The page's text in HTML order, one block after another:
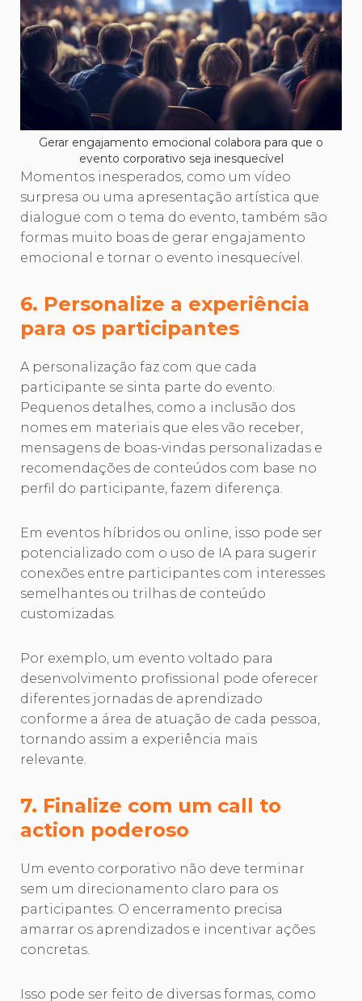
Gerar engajamento emocional colabora para que o
evento corporativo seja inesquecível
Momentos inesperados, como um vídeo
surpresa ou uma apresentação artística que
dialogue com o tema do evento, também são
formas muito boas de gerar engajamento
emocional e tornar o evento inesquecível.
6. Personalize a experiência
para os participantes
A personalização faz com que cada
participante se sinta parte do evento.
Pequenos detalhes, como a inclusão dos
nomes em materiais que eles vão receber,
mensagens de boas-vindas personalizadas e
recomendações de conteúdos com base no
perfil do participante, fazem diferença.
Em eventos híbridos ou online, isso pode ser
potencializado com o uso de IA para sugerir
conexões entre participantes com interesses
semelhantes ou trilhas de conteúdo
customizadas.
Por exemplo, um evento voltado para
desenvolvimento profissional pode oferecer
diferentes jornadas de aprendizado
conforme a área de atuação de cada pessoa,
tornando assim a experiência mais
relevante.
7. Finalize com um call to
action poderoso
Um evento corporativo não deve terminar
sem um direcionamento claro para os
participantes. O encerramento precisa
amarrar os aprendizados e incentivar ações
concretas.
Isso pode ser feito de diversas formas, como